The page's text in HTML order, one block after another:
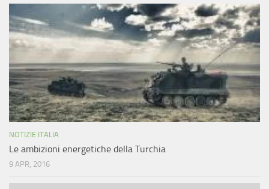
NOTIZIE ITALIA
Le ambizioni energetiche della Turchia
9 APR, 2016